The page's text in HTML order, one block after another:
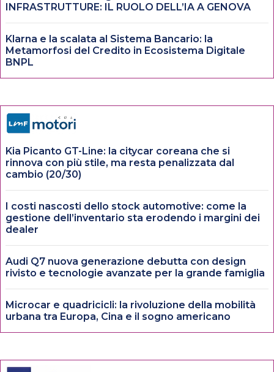
INFRASTRUTTURE: IL RUOLO DELL’IA A GENOVA
Klarna e la scalata al Sistema Bancario: la
Metamorfosi del Credito in Ecosistema Digitale
BNPL
Kia Picanto GT-Line: la citycar coreana che si
rinnova con più stile, ma resta penalizzata dal
cambio (20/30)
I costi nascosti dello stock automotive: come la
gestione dell’inventario sta erodendo i margini dei
dealer
Audi Q7 nuova generazione debutta con design
rivisto e tecnologie avanzate per la grande famiglia
Microcar e quadricicli: la rivoluzione della mobilità
urbana tra Europa, Cina e il sogno americano